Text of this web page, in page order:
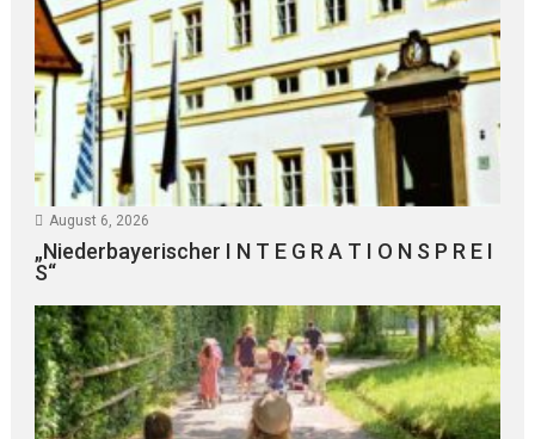
August 6, 2026
„Niederbayerischer I N T E G R A T I O N S P R E I
S“